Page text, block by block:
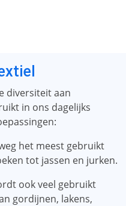
diversiteit aan
in ons dagelijks
het meest gebruikt
tot jassen en jurken.
ook veel gebruikt
gordijnen, lakens,